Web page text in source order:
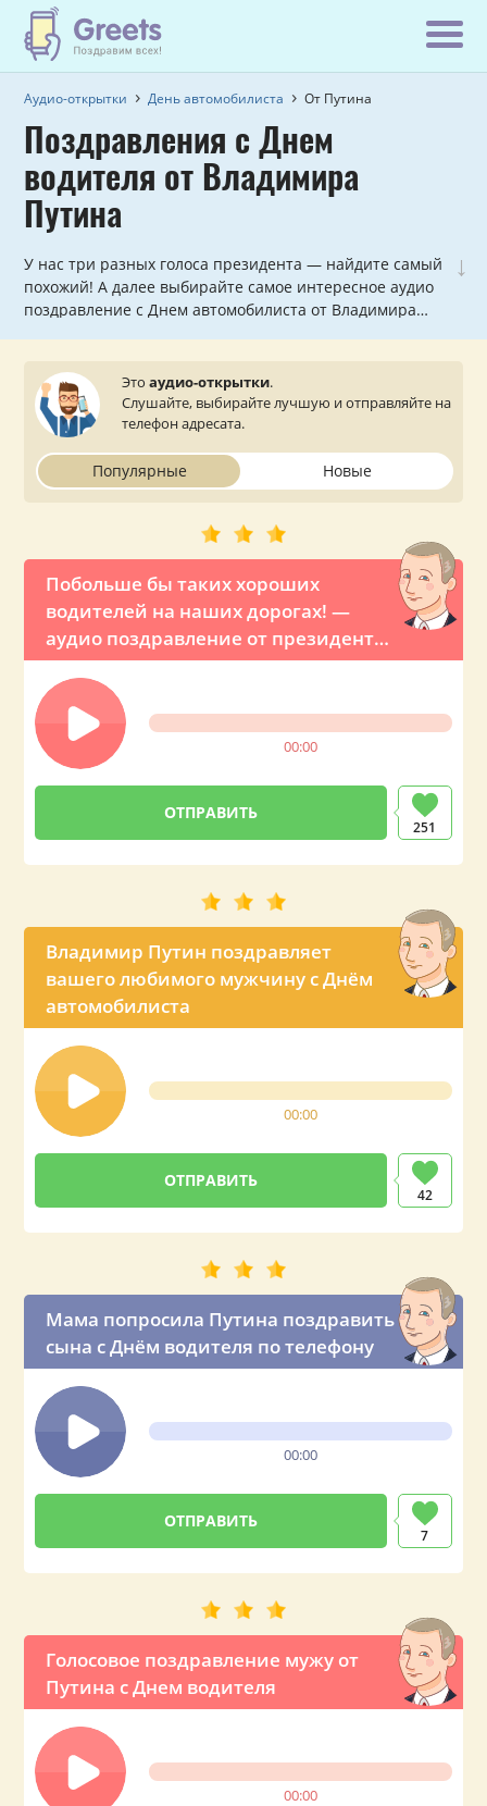
Аудио-открытки День автомобилиста От Путина
Поздравления с Днем
водителя от Владимира
Путина
↓
У нас три разных голоса президента — найдите самый
похожий! А далее выбирайте самое интересное аудио
поздравление с Днем автомобилиста от Владимира
Поздравим всех хороших водителей с юмором сегодня!
Этоаудио-открытки.
Слушайте, выбирайте лучшую и отправляйте на
телефон адресата.
Популярные Новые
Побольше бы таких хороших
водителей на наших дорогах! —
аудио поздравление от президента
Путина
00:00
251
Владимир Путин поздравляет
вашего любимого мужчину с Днём
автомобилиста
00:00
42
Мама попросила Путина поздравить
сына с Днём водителя по телефону
00:00
7
Голосовое поздравление мужу от
Путина с Днем водителя
00:00